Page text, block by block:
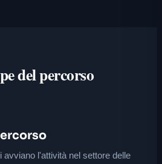
del percorso
avviano l'attività nel settore delle